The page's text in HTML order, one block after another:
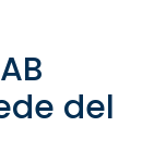
del